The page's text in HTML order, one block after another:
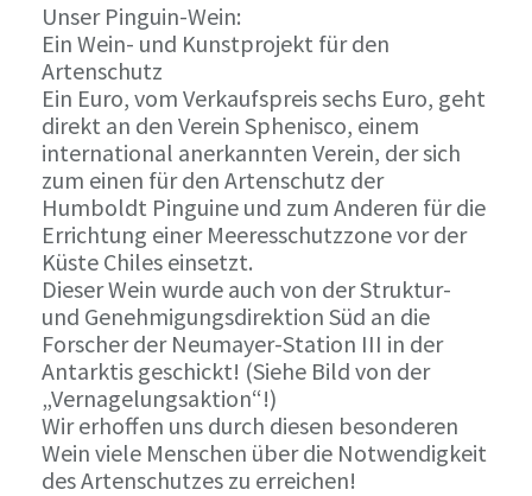
Unser Pinguin-Wein:
Ein Wein- und Kunstprojekt für den
Artenschutz
Ein Euro, vom Verkaufspreis sechs Euro, geht
direkt an den Verein Sphenisco, einem
international anerkannten Verein, der sich
zum einen für den Artenschutz der
Humboldt Pinguine und zum Anderen für die
Errichtung einer Meeresschutzzone vor der
Küste Chiles einsetzt.
Dieser Wein wurde auch von der Struktur-
und Genehmigungsdirektion Süd an die
Forscher der Neumayer-Station III in der
Antarktis geschickt! (Siehe Bild von der
„Vernagelungsaktion“!)
Wir erhoffen uns durch diesen besonderen
Wein viele Menschen über die Notwendigkeit
des Artenschutzes zu erreichen!